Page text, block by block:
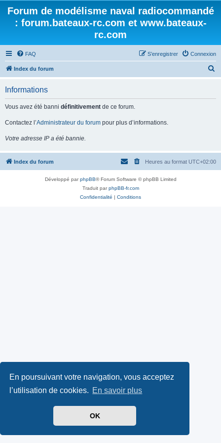
En poursuivant votre navigation, vous acceptez
l’utilisation de cookies. En savoir plus
OK
Forum de modélisme naval radiocommandé
: forum.bateaux-rc.com et www.bateaux-
rc.com
FAQ Connexion
S’enregistrer
Index du forum
e
Informations
Vous avez été banni définitivement de ce forum.
Contactez l’Administrateur du forum pour plus d’informations.
Votre adresse IP a été bannie.
Index du forum Heures au format UTC+02:00
Développé parphpBB® Forum Software © phpBB Limited
Traduit parphpBB-fr.com
Confidentialité | Conditions